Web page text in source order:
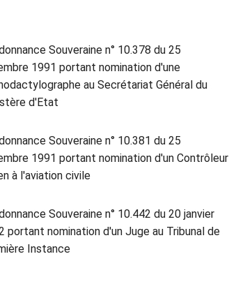
Souveraine n° 10.378 du 25
1991 portant nomination d'une
au Secrétariat Général du
d'Etat
Souveraine n° 10.381 du 25
1991 portant nomination d'un Contrôleur
à l'aviation civile
Souveraine n° 10.442 du 20 janvier
portant nomination d'un Juge au Tribunal de
Instance